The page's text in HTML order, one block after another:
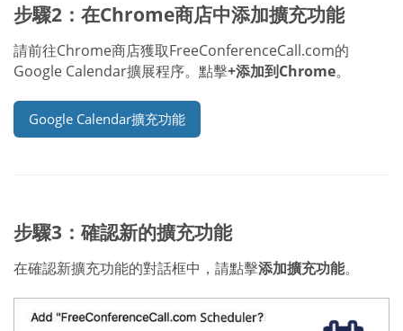
步驟2：在Chrome商店中添加擴充功能
請前往Chrome商店獲取FreeConferenceCall.com的
Google Calendar擴展程序。點擊+添加到Chrome。
Google Calendar擴充功能
步驟3：確認新的擴充功能
在確認新擴充功能的對話框中，請點擊添加擴充功能。